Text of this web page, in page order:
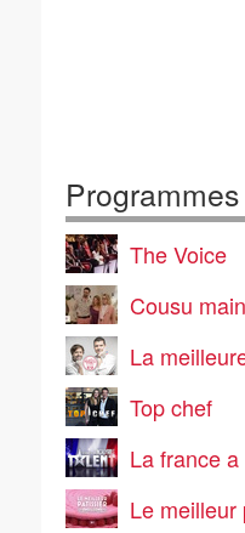
The Voice
Cousu main
La
Top chef
La france
Le meilleur